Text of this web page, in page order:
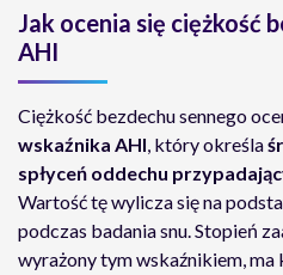
Jak ocenia się ciężkość
AHI
Ciężkość bezdechu sennego
wskaźnika AHI, który określa
spłyceń oddechu
Wartość tę wylicza się na
podczas badania snu. Stopień
wyrażony tym wskaźnikiem, ma